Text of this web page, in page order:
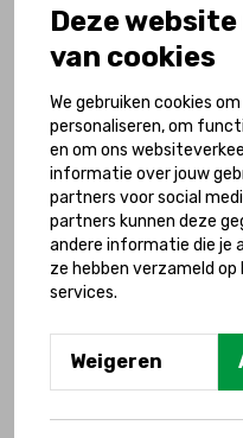
Deze
van cookies
We gebruiken cookies
personaliseren, om
en om ons
informatie over jouw
partners voor social
partners kunnen deze
andere informatie die je
ze hebben verzameld op
services.
Weigeren
ook een
Doneer
Heb je
gelezen?
Hoe groot de
handicap ontdek